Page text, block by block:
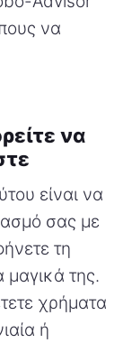
να
να
είναι να
σας με
τη
της.
χρήματα
ή